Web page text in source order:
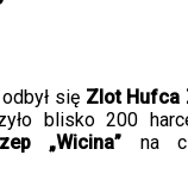
się Zlot Hufca
blisko 200
„Wicina” na